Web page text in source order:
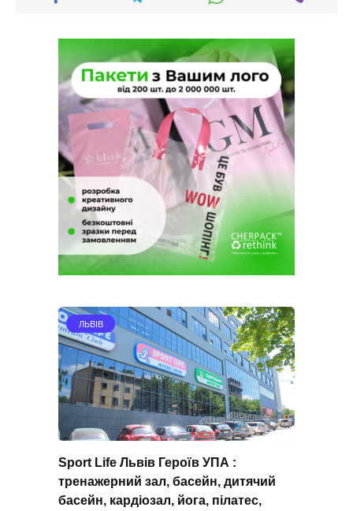
ЛЬВІВ
Sport Life Львів Героїв УПА :
тренажерний зал, басейн, дитячий
басейн, кардіозал, йога, пілатес,